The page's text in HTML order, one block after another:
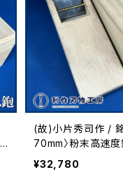
(故)小片秀司作 /
70mm〉粉末高速度
古買取品】
¥32,780